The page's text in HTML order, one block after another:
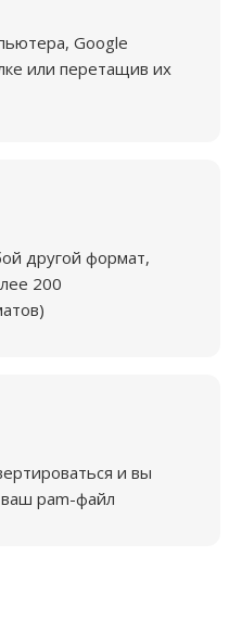
Google
или перетащив их
другой формат,
200
и вы
ваш pam-файл